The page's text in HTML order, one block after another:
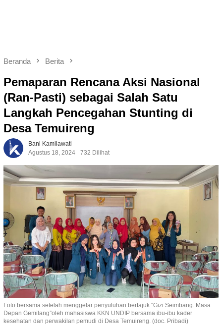
Beranda Berita
Pemaparan Rencana Aksi Nasional
(Ran-Pasti) sebagai Salah Satu
Langkah Pencegahan Stunting di
Desa Temuireng
Bani Kamilawati
Agustus 18, 2024
732 Dilihat
Foto bersama setelah menggelar penyuluhan bertajuk “Gizi Seimbang: Masa
Depan Gemilang”oleh mahasiswa KKN UNDIP bersama ibu-ibu kader
kesehatan dan perwakilan pemudi di Desa Temuireng. (doc. Pribadi)